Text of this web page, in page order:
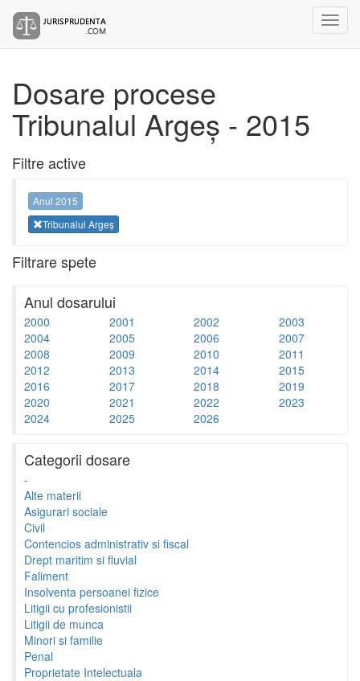
Dosare procese
Tribunalul Argeș - 2015
Filtre active
Anul 2015
Tribunalul Argeș
Filtrare spete
Anul dosarului
2000 2001 2002
2003
2004
2005 2006
2007
2008
2009 2010
2011
2012
2013 2014
2015
2016
2017 2018
2019
2020
2021 2022
2023
2024
2025 2026
Categorii dosare
-
Alte materii
Asigurari sociale
Civil
Contencios administrativ si fiscal
Drept maritim si fluvial
Faliment
Insolventa persoanei fizice
Litigii cu profesionistii
Litigii de munca
Minori si familie
Penal
Proprietate Intelectuala